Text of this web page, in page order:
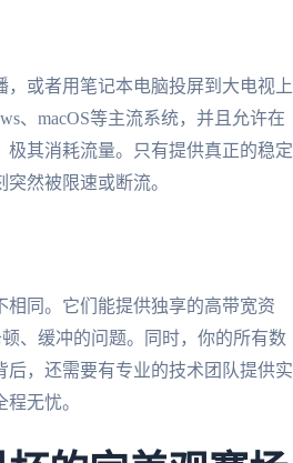
或者用笔记本电脑投屏到大电视上
、macOS等主流系统，并且允许在
其消耗流量。只有提供真正的稳定
然被限速或断流。
同。它们能提供独享的高带宽资
、缓冲的问题。同时，你的所有数
，还需要有专业的技术团队提供实
无忧。